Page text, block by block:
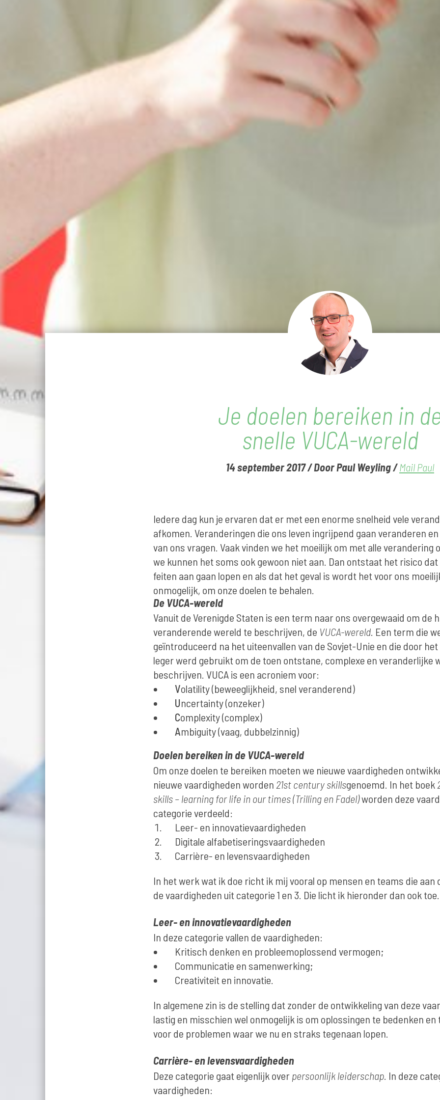
Je doelen bereiken in
snelle VUCA-wereld
14 september 2017/Door Paul Weyling/Mail Paul
Iedere dag kun je ervaren dat er met een enorme snelheid vele
afkomen. Veranderingen die ons leven ingrijpend gaan veranderen
van ons vragen. Vaak vinden we het moeilijk om met alle verandering
we kunnen het soms ook gewoon niet aan. Dan ontstaat het risico
feiten aan gaan lopen en als dat het geval is wordt het voor ons
onmogelijk, om onze doelen te behalen.
De VUCA-wereld
Vanuit de Verenigde Staten is een term naar ons overgewaaid om de
veranderende wereld te beschrijven, de VUCA-wereld . Een term die
geïntroduceerd na het uiteenvallen van de Sovjet-Unie en die door
leger werd gebruikt om de toen ontstane, complexe en veranderlijke
beschrijven. VUCA is een acroniem voor:
Volatility (beweeglijkheid, snel veranderend)
Uncertainty (onzeker)
Complexity (complex)
Ambiguity (vaag, dubbelzinnig)
Doelen bereiken in de VUCA-wereld
Om onze doelen te bereiken moeten we nieuwe vaardigheden
nieuwe vaardigheden worden 21st century skillsgenoemd. In het boek
skills – learning for life in our times (Trilling en Fadel)worden deze
categorie verdeeld:
Leer- en innovatievaardigheden
Digitale alfabetiseringsvaardigheden
Carrière- en levensvaardigheden
In het werk wat ik doe richt ik mij vooral op mensen en teams die aan
de vaardigheden uit categorie 1 en 3. Die licht ik hieronder dan ook toe.
Leer- en innovatievaardigheden
In deze categorie vallen de vaardigheden:
Kritisch denken en probleemoplossend vermogen;
Communicatie en samenwerking;
Creativiteit en innovatie.
In algemene zin is de stelling dat zonder de ontwikkeling van deze
lastig en misschien wel onmogelijk is om oplossingen te bedenken
voor de problemen waar we nu en straks tegenaan lopen.
Carrière- en levensvaardigheden
Deze categorie gaat eigenlijk overpersoonlijk leiderschap . In deze
vaardigheden: